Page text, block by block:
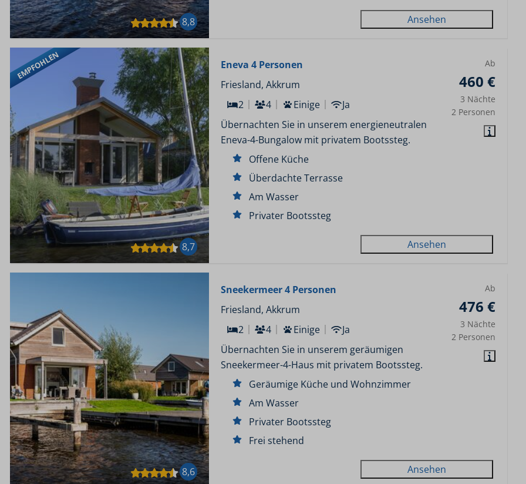
8,8 Ansehen
EMPFOHLEN
8,7
Ab
460 €
3 Nächte
2 Personen
Eneva 4 Personen
Friesland, Akkrum
2
4 Einige
Ja
Übernachten Sie in unserem energieneutralen
Eneva-4-Bungalow mit privatem Bootssteg.
Offene Küche
Überdachte Terrasse
Am Wasser
Privater Bootssteg
Ansehen
8,6
Ab
476 €
3 Nächte
2 Personen
Sneekermeer 4 Personen
Friesland, Akkrum
2
4 Einige
Ja
Übernachten Sie in unserem geräumigen
Sneekermeer-4-Haus mit privatem Bootssteg.
Geräumige Küche und Wohnzimmer
Am Wasser
Privater Bootssteg
Frei stehend
Ansehen